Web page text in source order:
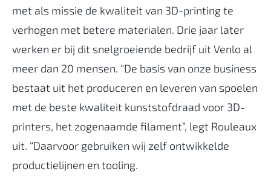
met als missie de kwaliteit van 3D-printing te
verhogen met betere materialen. Drie jaar later
werken er bij dit snelgroeiende bedrijf uit Venlo al
meer dan 20 mensen. “De basis van onze business
bestaat uit het produceren en leveren van spoelen
met de beste kwaliteit kunststofdraad voor 3D-
printers, het zogenaamde filament”, legt Rouleaux
uit. “Daarvoor gebruiken wij zelf ontwikkelde
productielijnen en tooling.